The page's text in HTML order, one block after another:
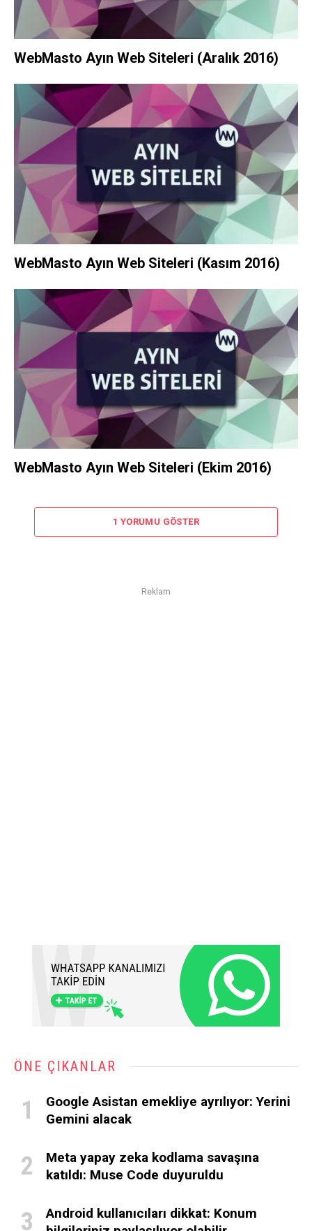
WebMasto Ayın Web Siteleri (Aralık 2016)
WebMasto Ayın Web Siteleri (Kasım 2016)
WebMasto Ayın Web Siteleri (Ekim 2016)
1 YORUMU GÖSTER
Reklam
ÖNE ÇIKANLAR
Google Asistan emekliye ayrılıyor: Yerini
Gemini alacak
Meta yapay zeka kodlama savaşına
katıldı: Muse Code duyuruldu
Android kullanıcıları dikkat: Konum